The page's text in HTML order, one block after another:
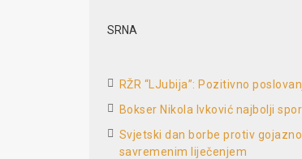
SRNA
RŽR “LJubija”: Pozitivno
Bokser Nikola Ivković najbolji
Svjetski dan borbe protiv
savremenim liječenjem